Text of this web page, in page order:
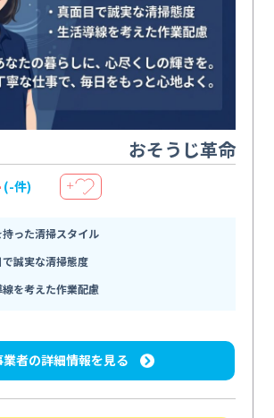
おそうじ革命
(-件) ＋
った清掃スタイル
で誠実な清掃態度
を考えた作業配慮
業者の詳細情報を見る